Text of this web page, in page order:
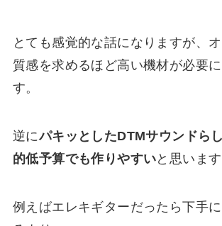
とても感覚的な話になりますが、
質感を求めるほど高い機材が必要
す。
逆にパキッとしたDTMサウンドら
的低予算でも作りやすいと思います
例えばエレキギターだったら下手